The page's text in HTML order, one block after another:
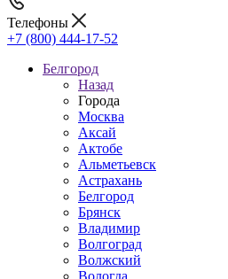
Телефоны
+7 (800) 444-17-52
Белгород
Назад
Города
Москва
Аксай
Актобе
Альметьевск
Астрахань
Белгород
Брянск
Владимир
Волгоград
Волжский
Вологда